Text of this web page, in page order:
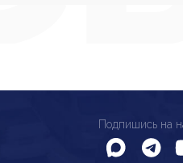
Подпишись на